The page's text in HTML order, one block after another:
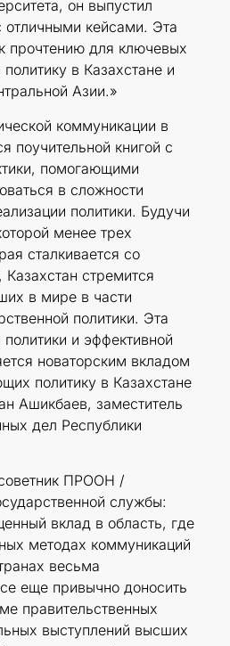
он выпустил
отличными кейсами. Эта
прочтению для ключевых
в Казахстане и
Азии.»
коммуникации в
поучительной книгой с
помогающими
в сложности
политики. Будучи
менее трех
сталкивается со
стремится
в мире в части
политики. Эта
и эффективной
новаторским вкладом
политику в Казахстане
Ашикбаев, заместитель
дел Республики
ПРООН /
службы:
вклад в область, где
методах коммуникаций
весьма
еще привычно доносить
правительственных
выступлений высших